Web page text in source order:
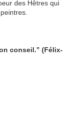
des Hêtres qui
conseil.” (Félix-